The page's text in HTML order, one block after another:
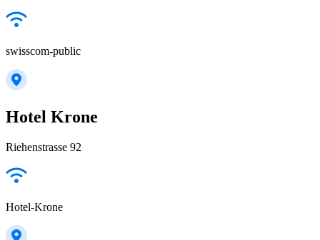
swisscom-public
Hotel Krone
Riehenstrasse 92
Hotel-Krone